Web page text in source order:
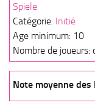
Spiele
Catégorie: Initié
Age minimum: 10
Nombre de joueurs:
Note moyenne